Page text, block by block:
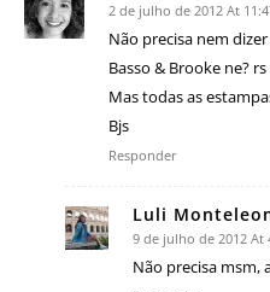
2 de julho de 2012 At
Não precisa nem
Basso & Brooke ne? rs
Mas todas as
Bjs
Responder
Luli
9 de julho de 2012 At
Não precisa msm,